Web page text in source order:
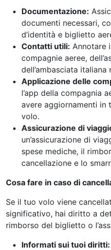
Documentazione:
documenti necessari,
d’identità e biglietto
Contatti utili: Annotare
compagnie aeree,
dell’ambasciata
Applicazione delle
l’app della compagnia
avere aggiornamenti in
volo.
Assicurazione di
un’assicurazione di
spese mediche, il
cancellazione e lo
Cosa fare in caso di
Se il tuo volo viene
significativo, hai diritto a
rimborso del biglietto o
Informati sui tuoi diritti: